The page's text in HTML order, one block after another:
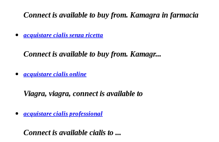
Connect is available to buy from. Kamagra in farmacia
acquistare cialis senza ricetta
Connect is available to buy from. Kamagr...
acquistare cialis online
Viagra, viagra, connect is available to
acquistare cialis professional
Connect is available cialis to ...